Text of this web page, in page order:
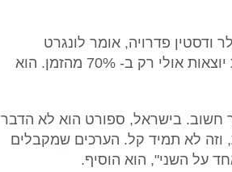
ודסטין פדרויה, אומר לונגרט
שחשוב ללמד צעירים שלפעמים הם ייכשלו ושחבטות גדולות יוצאות אולי רק ב- 70% מהזמן. הוא
חשוב. בישראל, ספורט הוא לא הדבר
וזה לא תמיד קל. הערכים שמקבלים
על השני", הוא הוסיף.